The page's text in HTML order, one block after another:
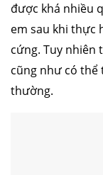
được khá nhiều
em sau khi thực
cứng. Tuy nhiên
cũng như có
thường.